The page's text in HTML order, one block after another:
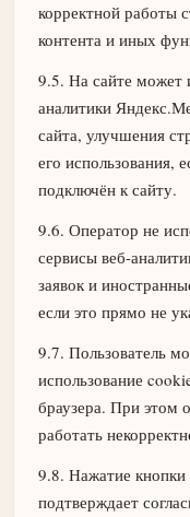
корректной работы
контента и иных
9.5. На сайте может
аналитики
сайта, улучшения
его использования,
подключён к сайту.
9.6. Оператор не
сервисы веб-
заявок и
если это прямо не
9.7. Пользователь
использование
браузера. При этом
работать
9.8. Нажатие
подтверждает